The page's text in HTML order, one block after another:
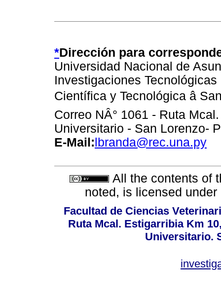
*Dirección para
Universidad Nacional de
Investigaciones
Científica y Tecnológica â
Correo NÂ° 1061 - Ruta
Universitario - San Lorenzo-
E-Mail: lbranda@rec.una.py
All the contents of
noted, is licensed
Facultad de Ciencias
Ruta Mcal. Estigarribia Km
Universitario.